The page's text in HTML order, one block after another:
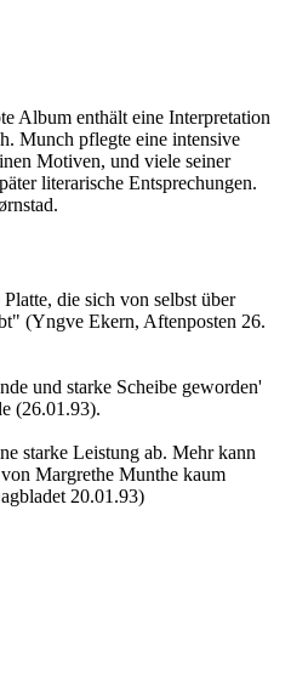
Album enthält eine Interpretation
Munch pflegte eine intensive
Motiven, und viele seiner
literarische Entsprechungen.
die sich von selbst über
(Yngve Ekern, Aftenposten 26.​
und starke Scheibe geworden'
(26.​01.​93).​
starke Leistung ab.​ Mehr kann
Margrethe Munthe kaum
20.​01.​93)